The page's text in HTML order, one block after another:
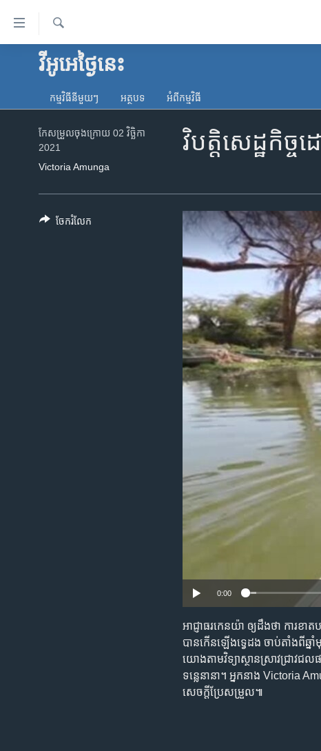
ទៅ​
គេហទំព័រ​
ទាក់ទង
និង​អាមេរិក
ហេឡូវីអូអេ
ស្វែង​
រក
វីអូអេថ្ងៃនេះ
កម្មវិធី​នីមួយៗ អត្ថបទ​ អំពី​កម្មវិធី​
វិបត្តិ​សេដ្ឋកិច្
កែសម្រួល​ចុង​ក្រោយ 02 វិច្ឆិកា
2021
Victoria Amunga
0:00
អាជ្ញាធរ​កេនយ៉ា ឲ្យ​ដឹង​ថា ការ​
បាន​កើន​ឡើង​ទ្វេដង ចាប់តាំង​ពី​ឆ្
យោង​តាមវិទ្យាស្ថាន​ស្រាវជ្រាវ​
ទន្លេ​នានា។ អ្នកនាង Victoria
សេចក្តី​ប្រែសម្រួល៕
ចែករំលែក